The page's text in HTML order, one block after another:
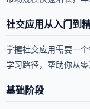
社交应用从入门到
掌握社交应用需要一
学习路径，帮助你从零
基础阶段